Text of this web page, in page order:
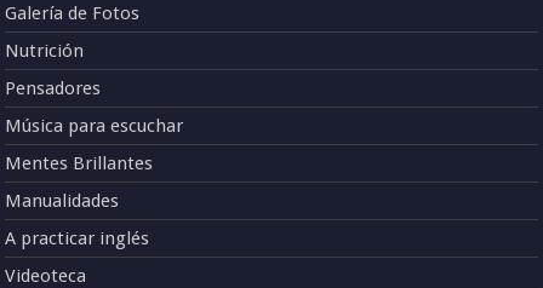
Galería de Fotos
Nutrición
Pensadores
Música para escuchar
Mentes Brillantes
Manualidades
A practicar inglés
Videoteca